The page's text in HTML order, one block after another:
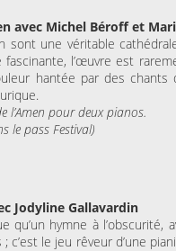
avec Michel Béroff et
sont une véritable
l’œuvre est
hantée par des chants
l’Amen pour deux pianos.
le pass Festival)
Jodyline Gallavardin
qu’un hymne à l’obscurité,
c’est le jeu rêveur d’une